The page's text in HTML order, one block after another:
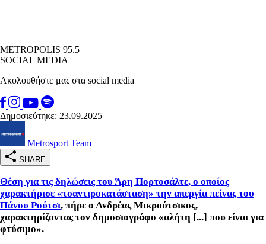
METROPOLIS 95.5
SOCIAL MEDIA
Ακολουθήστε μας στα social media
Δημοσιεύτηκε: 23.09.2025
Metrosport Team
SHARE
Θέση για τις δηλώσεις του Άρη Πορτοσάλτε, ο οποίος
χαρακτήρισε «τσαντιροκατάσταση» την απεργία πείνας του
Πάνου Ρούτσι, πήρε ο Ανδρέας Μικρούτσικος,
χαρακτηρίζοντας τον δημοσιογράφο «αλήτη [...] που είναι για
φτύσιμο».